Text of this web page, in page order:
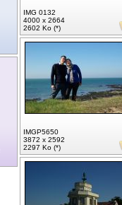
IMG 0132
4000 x 2664
2602 Ko (*)
IMGP5650
3872 x 2592
2297 Ko (*)